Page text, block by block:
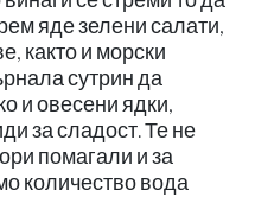
яде зелени салати,
както и морски
сутрин да
и овесени ядки,
за сладост. Те не
помагали и за
количество вода